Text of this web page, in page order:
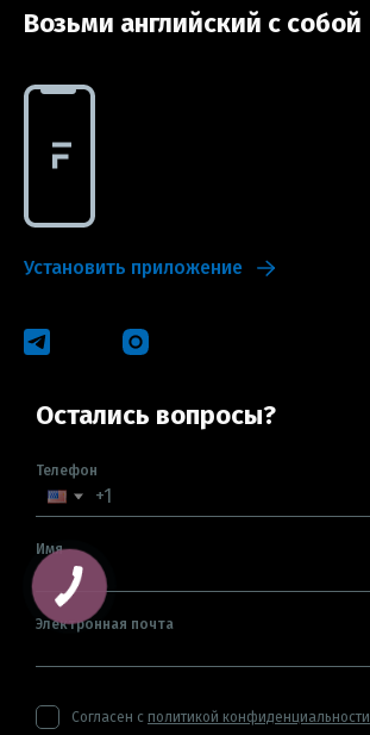
Возьми английский с собой
Установить приложение
Остались вопросы?
Телефон
Имя
Электронная почта
Согласен с политикой конфиденциальности